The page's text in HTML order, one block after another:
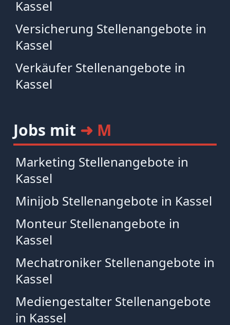
Kassel
Versicherung Stellenangebote in
Kassel
Verkäufer Stellenangebote in
Kassel
Jobs mit ➜ M
Marketing Stellenangebote in
Kassel
Minijob Stellenangebote in Kassel
Monteur Stellenangebote in
Kassel
Mechatroniker Stellenangebote in
Kassel
Mediengestalter Stellenangebote
in Kassel